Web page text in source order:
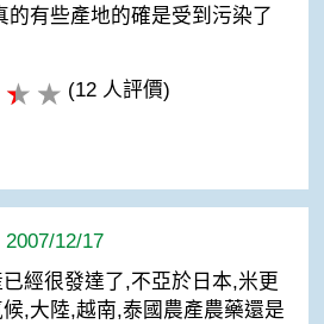
的有些產地的確是受到污染了
(12 人評價)
2007/12/17
經很發達了,不亞於日本,米更
,大陸,越南,泰國農產農藥還是